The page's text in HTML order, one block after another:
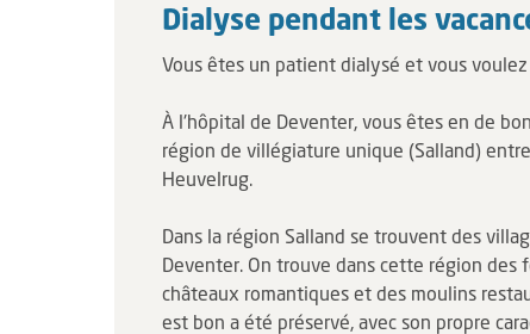
Dialyse pendant les
​Vous êtes un patient dialysé et vous voulez
À l'hôpital de Deventer, vous êtes en de
région de villégiature unique (Salland)
Heuvelrug.
Dans la région Salland se trouvent des
Deventer. On trouve dans cette région des
châteaux romantiques et des moulins
est bon a été préservé, avec son propre